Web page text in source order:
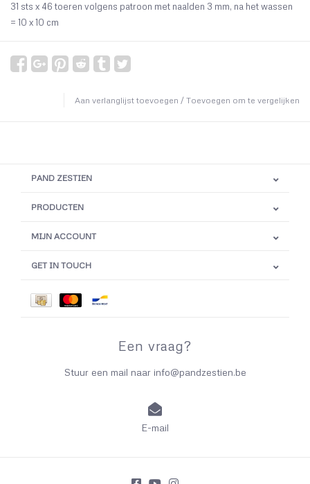
31 sts x 46 toeren volgens patroon met naalden 3 mm, na het wassen
= 10 x 10 cm
Aan verlanglijst toevoegen / Toevoegen om te vergelijken
PAND ZESTIEN
PRODUCTEN
MIJN ACCOUNT
GET IN TOUCH
Een vraag?
Stuur een mail naar info@pandzestien.be
E-mail